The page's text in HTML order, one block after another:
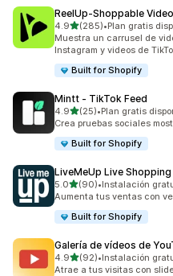
ReelUp‑Shoppable
4.9de 5 estrellas
(285)
285 reseñas en total
•Plan gratis
Muestra un carrusel de
Instagram y videos de
Built for Shopify
Mintt ‑ TikTok Feed
4.9de 5 estrellas
(25)
25 reseñas en total
•Plan gratis
Crea pruebas sociales
Built for Shopify
LiveMeUp Live Shopping
5.0de 5 estrellas
(90)
90 reseñas en total
•Instalación
Aumenta tus ventas con
Built for Shopify
Galería de vídeos de
4.9de 5 estrellas
(92)
92 reseñas en total
•Instalación
Atrae a tus visitas con